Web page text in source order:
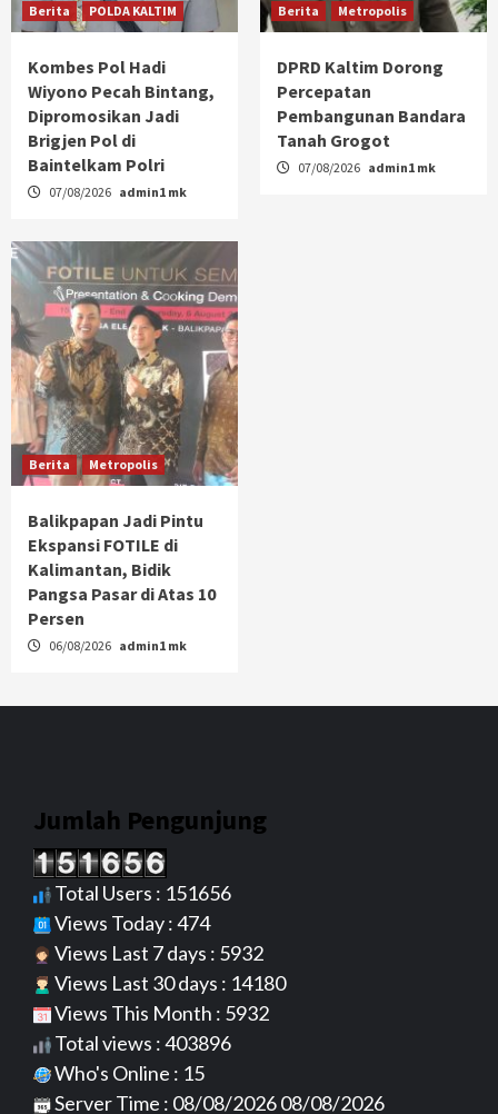
Berita POLDA KALTIM
Kombes Pol Hadi
Wiyono Pecah Bintang,
Dipromosikan Jadi
Brigjen Pol di
Baintelkam Polri
07/08/2026 admin1 mk
Berita Metropolis
DPRD Kaltim Dorong
Percepatan
Pembangunan Bandara
Tanah Grogot
07/08/2026 admin1 mk
Berita Metropolis
Balikpapan Jadi Pintu
Ekspansi FOTILE di
Kalimantan, Bidik
Pangsa Pasar di Atas 10
Persen
06/08/2026 admin1 mk
Jumlah Pengunjung
Total Users : 151656
Views Today : 474
Views Last 7 days : 5932
Views Last 30 days : 14180
Views This Month : 5932
Total views : 403896
Who's Online : 15
Server Time : 08/08/2026 08/08/2026